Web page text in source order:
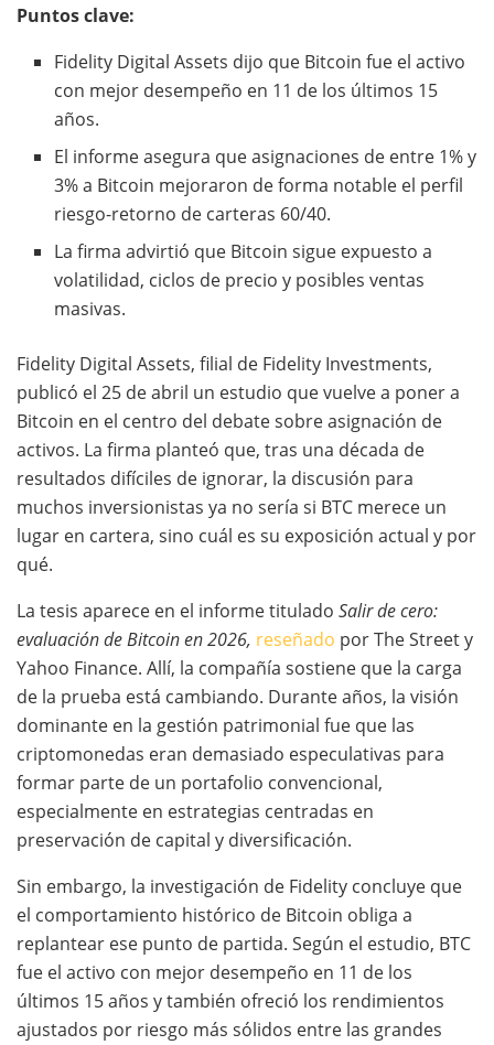
Puntos clave:
Fidelity Digital Assets dijo que Bitcoin fue el activo
con mejor desempeño en 11 de los últimos 15
años.
El informe asegura que asignaciones de entre 1% y
3% a Bitcoin mejoraron de forma notable el perfil
riesgo-retorno de carteras 60/40.
La firma advirtió que Bitcoin sigue expuesto a
volatilidad, ciclos de precio y posibles ventas
masivas.
Fidelity Digital Assets, filial de Fidelity Investments,
publicó el 25 de abril un estudio que vuelve a poner a
Bitcoin en el centro del debate sobre asignación de
activos. La firma planteó que, tras una década de
resultados difíciles de ignorar, la discusión para
muchos inversionistas ya no sería si BTC merece un
lugar en cartera, sino cuál es su exposición actual y por
qué.
La tesis aparece en el informe titulado Salir de cero:
evaluación de Bitcoin en 2026, reseñado por The Street y
Yahoo Finance. Allí, la compañía sostiene que la carga
de la prueba está cambiando. Durante años, la visión
dominante en la gestión patrimonial fue que las
criptomonedas eran demasiado especulativas para
formar parte de un portafolio convencional,
especialmente en estrategias centradas en
preservación de capital y diversificación.
Sin embargo, la investigación de Fidelity concluye que
el comportamiento histórico de Bitcoin obliga a
replantear ese punto de partida. Según el estudio, BTC
fue el activo con mejor desempeño en 11 de los
últimos 15 años y también ofreció los rendimientos
ajustados por riesgo más sólidos entre las grandes